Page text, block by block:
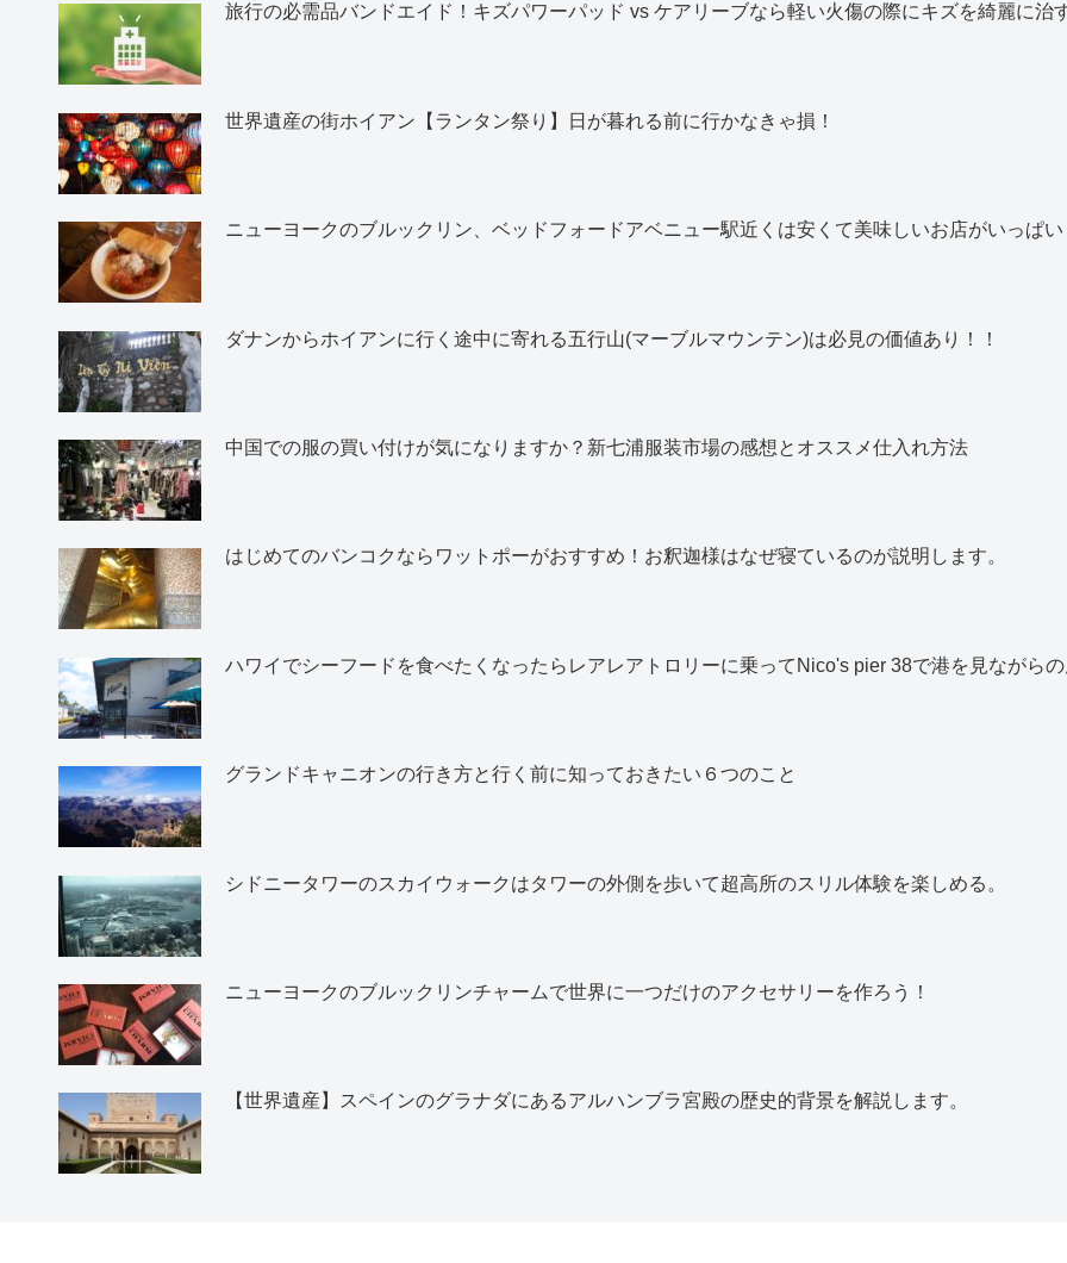
旅行の必需品バンドエイド！キズパワーパッド vs ケアリーブなら軽い火傷の際にキズを綺麗に治
世界遺産の街ホイアン【ランタン祭り】日が暮れる前に行かなきゃ損！
ニューヨークのブルックリン、ベッドフォードアベニュー駅近くは安くて美味しいお店がいっぱい
ダナンからホイアンに行く途中に寄れる五行山(マーブルマウンテン)は必見の価値あり！！
中国での服の買い付けが気になりますか？新七浦服装市場の感想とオススメ仕入れ方法
はじめてのバンコクならワットポーがおすすめ！お釈迦様はなぜ寝ているのが説明します。
ハワイでシーフードを食べたくなったらレアレアトロリーに乗ってNico's pier 38で港を見ながらの
グランドキャニオンの行き方と行く前に知っておきたい６つのこと
シドニータワーのスカイウォークはタワーの外側を歩いて超高所のスリル体験を楽しめる。
ニューヨークのブルックリンチャームで世界に一つだけのアクセサリーを作ろう！
【世界遺産】スペインのグラナダにあるアルハンブラ宮殿の歴史的背景を解説します。